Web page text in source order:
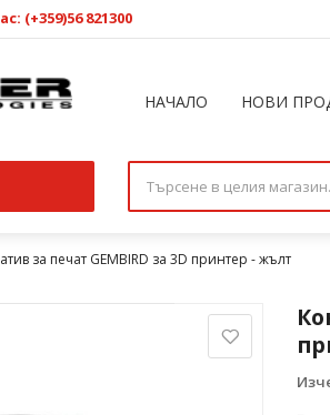
(+359)56 821300
НАЧАЛО НОВИ
за печат GEMBIRD за 3D принтер - жълт